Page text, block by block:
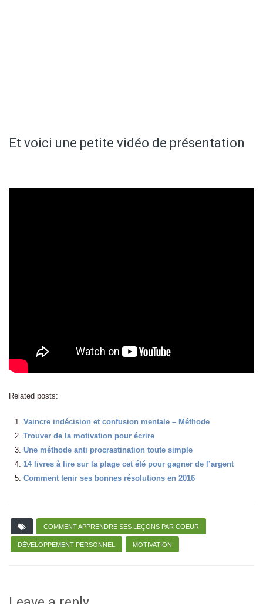
Et voici une petite vidéo de présentation
Related posts:
Vaincre indécision et confusion mentale – Méthode
Trouver de la motivation pour écrire
Une méthode anti procrastination toute simple
14 livres à lire sur la plage cet été pour gagner de l’argent
Comment tenir ses bonnes résolutions en 2016
COMMENT APPRENDRE SES LEÇONS PAR COEUR
DÉVELOPPEMENT PERSONNEL MOTIVATION